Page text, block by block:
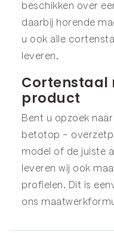
beschikken over
daarbij horende
u ook alle
leveren.
Cortenstaal
product
Bent u opzoek
betotop –
model of de juiste
leveren wij ook
profielen. Dit is
ons